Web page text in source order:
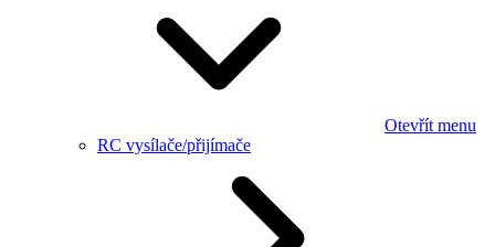
Otevřít menu
RC vysílače/přijímače